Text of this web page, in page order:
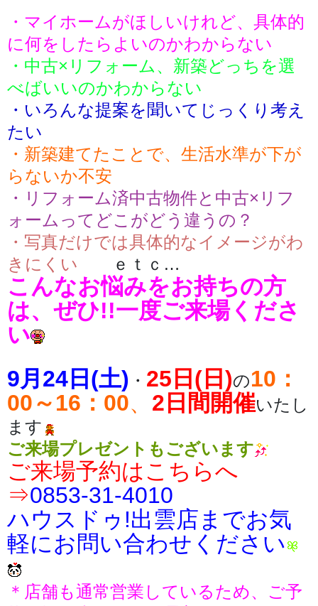
・マイホームがほしいけれど、具体的
に何をしたらよいのかわからない
・中古×リフォーム、新築どっちを選
べばいいのかわからない
・いろんな提案を聞いてじっくり考え
たい
・新築建てたことで、生活水準が下が
らないか不安
・リフォーム済中古物件と中古×リフ
ォームってどこがどう違うの？
・写真だけでは具体的なイメージがわ
きにくい ｅｔｃ…
こんなお悩みをお持ちの方
は、ぜひ!!一度ご来場くださ
い
9月24日(土) ・ 25日(日)の10：
00～16：00、 2日間開催いたし
ます
ご来場プレゼントもございます
ご来場予約はこちらへ
⇒0853-31-4010
ハウスドゥ!出雲店までお気
軽にお問い合わせください
＊店舗も通常営業しているため、ご予